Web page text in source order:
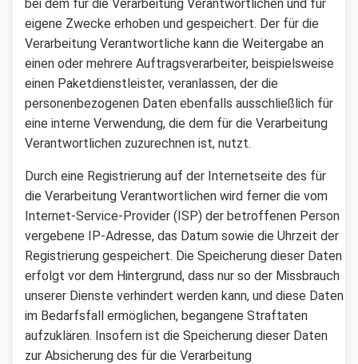
bei dem für die Verarbeitung Verantwortlichen und für
eigene Zwecke erhoben und gespeichert. Der für die
Verarbeitung Verantwortliche kann die Weitergabe an
einen oder mehrere Auftragsverarbeiter, beispielsweise
einen Paketdienstleister, veranlassen, der die
personenbezogenen Daten ebenfalls ausschließlich für
eine interne Verwendung, die dem für die Verarbeitung
Verantwortlichen zuzurechnen ist, nutzt.
Durch eine Registrierung auf der Internetseite des für
die Verarbeitung Verantwortlichen wird ferner die vom
Internet-Service-Provider (ISP) der betroffenen Person
vergebene IP-Adresse, das Datum sowie die Uhrzeit der
Registrierung gespeichert. Die Speicherung dieser Daten
erfolgt vor dem Hintergrund, dass nur so der Missbrauch
unserer Dienste verhindert werden kann, und diese Daten
im Bedarfsfall ermöglichen, begangene Straftaten
aufzuklären. Insofern ist die Speicherung dieser Daten
zur Absicherung des für die Verarbeitung